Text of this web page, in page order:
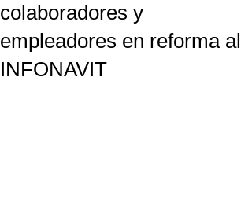
colaboradores y
empleadores en reforma al
INFONAVIT